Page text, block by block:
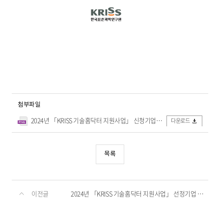
첨부파일
2024년 「KRISS 기술홈닥터 지원사업」 신청기업 명단.png 다운로드
목록
이전글 2024년 「KRISS 기술홈닥터 지원사업」 선정기업 명단